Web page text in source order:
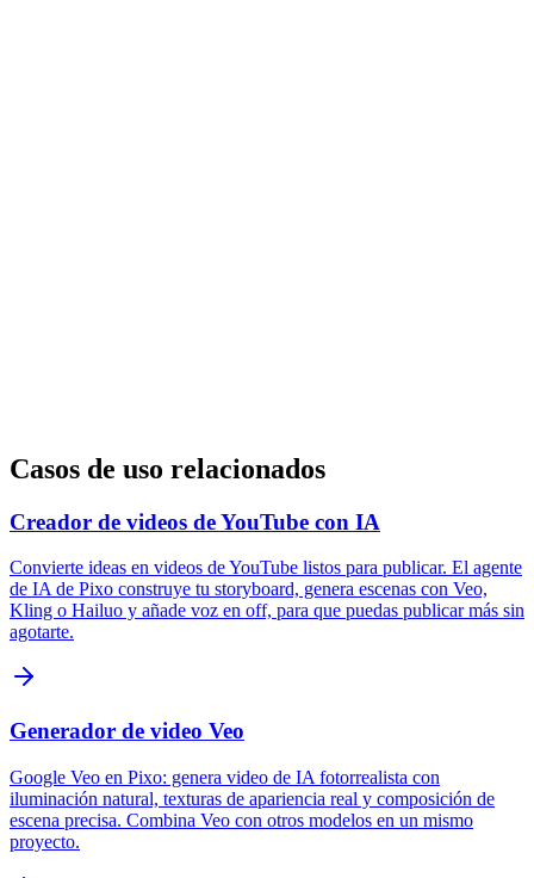
Casos de uso relacionados
Creador de videos de YouTube con IA
Convierte ideas en videos de YouTube listos para publicar. El agente
de IA de Pixo construye tu storyboard, genera escenas con Veo,
Kling o Hailuo y añade voz en off, para que puedas publicar más sin
agotarte.
Generador de video Veo
Google Veo en Pixo: genera video de IA fotorrealista con
iluminación natural, texturas de apariencia real y composición de
escena precisa. Combina Veo con otros modelos en un mismo
proyecto.